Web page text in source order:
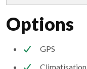
Options
GPS
Climatisation